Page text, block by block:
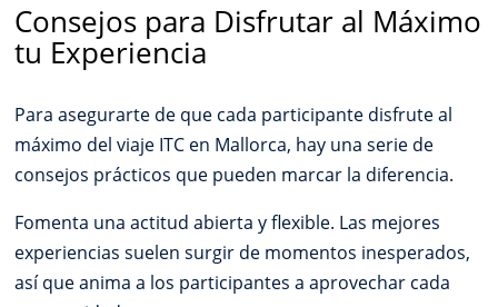
Consejos para Disfrutar al Máximo
tu Experiencia
Para asegurarte de que cada participante disfrute al
máximo del viaje ITC en Mallorca, hay una serie de
consejos prácticos que pueden marcar la diferencia.
Fomenta una actitud abierta y flexible. Las mejores
experiencias suelen surgir de momentos inesperados,
así que anima a los participantes a aprovechar cada